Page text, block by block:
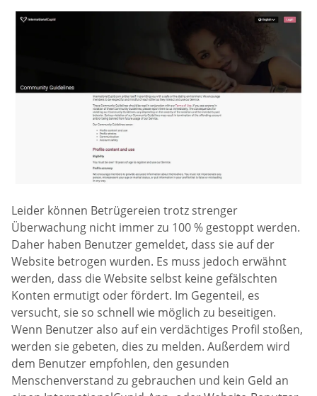
Leider können Betrügereien trotz strenger
Überwachung nicht immer zu 100 % gestoppt werden.
Daher haben Benutzer gemeldet, dass sie auf der
Website betrogen wurden. Es muss jedoch erwähnt
werden, dass die Website selbst keine gefälschten
Konten ermutigt oder fördert. Im Gegenteil, es
versucht, sie so schnell wie möglich zu beseitigen.
Wenn Benutzer also auf ein verdächtiges Profil stoßen,
werden sie gebeten, dies zu melden. Außerdem wird
dem Benutzer empfohlen, den gesunden
Menschenverstand zu gebrauchen und kein Geld an